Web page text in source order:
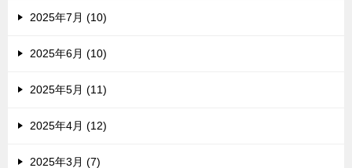
2025年7月 (10)
2025年6月 (10)
2025年5月 (11)
2025年4月 (12)
2025年3月 (7)